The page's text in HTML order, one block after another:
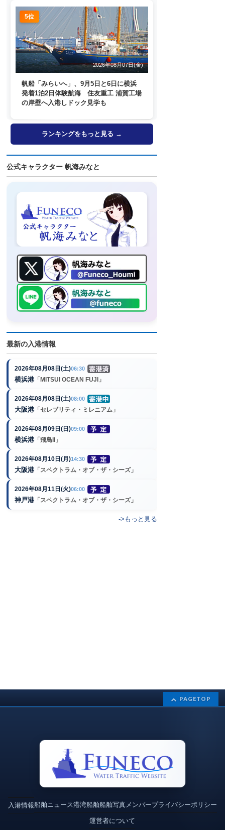
5位
2026年08月07日(金)
帆船「みらいへ」、9月5日と6日に横浜
発着1泊2日体験航海 住友重工 浦賀工場
の岸壁へ入港しドック見学も
ランキングをもっと見る →
公式キャラクター 帆海みなと
最新の入港情報
2026年08月08日(土)06:30
横浜港 「MITSUI OCEAN FUJI」
2026年08月08日(土)08:00
大阪港 「セレブリティ・ミレニアム」
2026年08月09日(日)09:00
横浜港 「飛鳥II」
2026年08月10日(月)14:30
大阪港 「スペクトラム・オブ・ザ・シーズ」
2026年08月11日(火)06:00
神戸港 「スペクトラム・オブ・ザ・シーズ」
->もっと見る
PAGETOP
入港情報船舶ニュース港湾船舶船舶写真メンバープライバシーポリシー
運営者について